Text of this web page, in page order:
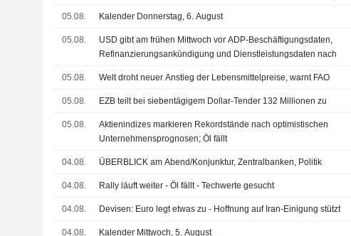
05.08. Kalender Donnerstag, 6. August
05.08.
USD gibt am frühen Mittwoch vor ADP-Beschäftigungsdaten,
Refinanzierungsankündigung und Dienstleistungsdaten nach
05.08. Welt droht neuer Anstieg der Lebensmittelpreise, warnt FAO
05.08. EZB teilt bei siebentägigem Dollar-Tender 132 Millionen zu
05.08.
Aktienindizes markieren Rekordstände nach optimistischen
Unternehmensprognosen; Öl fällt
04.08. ÜBERBLICK am Abend/Konjunktur, Zentralbanken, Politik
04.08. Rally läuft weiter - Öl fällt - Techwerte gesucht
04.08. Devisen: Euro legt etwas zu - Hoffnung auf Iran-Einigung stützt
04.08. Kalender Mittwoch, 5. August